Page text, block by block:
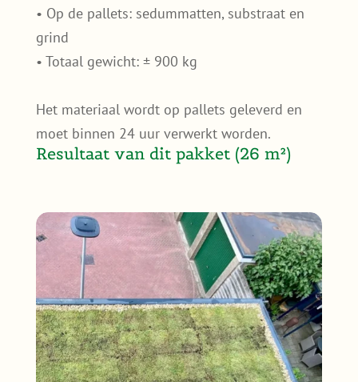
• Op de pallets: sedummatten, substraat en
grind
• Totaal gewicht: ± 900 kg
Het materiaal wordt op pallets geleverd en
moet binnen 24 uur verwerkt worden.
Resultaat van dit pakket (26 m²)